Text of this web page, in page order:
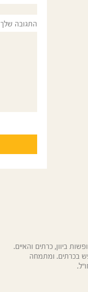
התגובה שלך
ביוון, כרתים והאיים.
בכרתים. ומתמחה